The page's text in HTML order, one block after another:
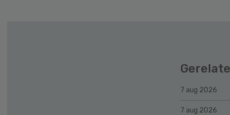
7 aug 2026
7 aug 2026